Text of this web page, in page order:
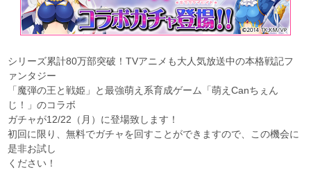
シリーズ累計80万部突破！TVアニメも大人気放送中の本格戦記フ
ァンタジー
「魔弾の王と戦姫」と最強萌え系育成ゲーム「萌えCanちぇん
じ！」のコラボ
ガチャが12/22（月）に登場致します！
初回に限り、無料でガチャを回すことができますので、この機会に
是非お試し
ください！